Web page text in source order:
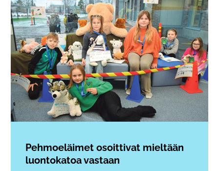
Pehmoeläimet osoittivat mieltään
luontokatoa vastaan